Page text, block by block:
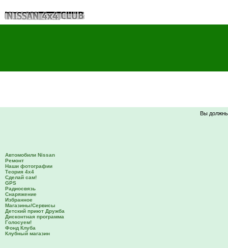
Автомобили Nissan
Ремонт
Наши фотографии
Теория 4х4
Сделай сам!
GPS
Радиосвязь
Снаряжение
Избранное
Магазины/Сервисы
Детский приют Дружба
Дисконтная программа
Голосуем!
Фонд Клуба
Клубный магазин
Вы